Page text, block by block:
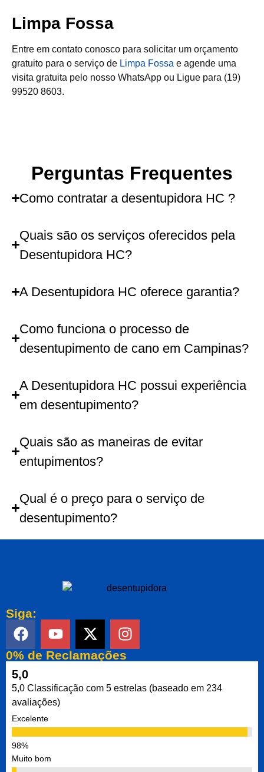
Limpa Fossa
Entre em contato conosco para solicitar um orçamento
gratuito para o serviço de Limpa Fossa e agende uma
visita gratuita pelo nosso WhatsApp ou Ligue para (19)
99520 8603.
Perguntas Frequentes
Como contratar a desentupidora HC ?
Quais são os serviços oferecidos pela
Desentupidora HC?
A Desentupidora HC oferece garantia?
Como funciona o processo de
desentupimento de cano em Campinas?
A Desentupidora HC possui experiência
em desentupimento?
Quais são as maneiras de evitar
entupimentos?
Qual é o preço para o serviço de
desentupimento?
Siga:
0% de Reclamações
5,0
5,0 Classificação com 5 estrelas (baseado em 234
avaliações)
Excelente
Muito bom